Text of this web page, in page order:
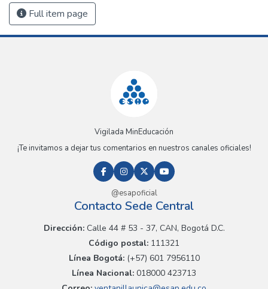
Full item page
Vigilada MinEducación
¡Te invitamos a dejar tus comentarios en nuestros canales oficiales!
@esapoficial
Contacto Sede Central
Dirección:Calle 44 # 53 - 37, CAN, Bogotá D.C.
Código postal: 111321
Línea Bogotá:(+57) 601 7956110
Línea Nacional: 018000 423713